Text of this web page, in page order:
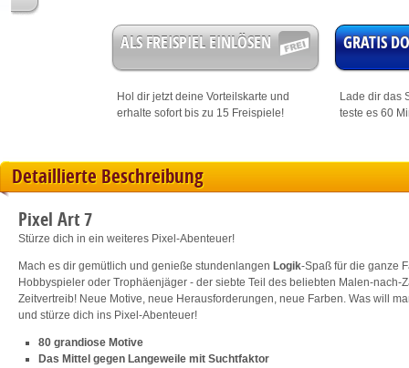
ALS FREISPIEL EINLÖSEN
Hol dir jetzt deine Vorteilskarte und
erhalte sofort bis zu 15 Freispiele!
GRATIS
Lade dir das
teste es 60
Detaillierte Beschreibung
Pixel Art 7
Stürze dich in ein weiteres Pixel-Abenteuer!
Mach es dir gemütlich und genieße stundenlangen Logik-Spaß für die ganze
Hobbyspieler oder Trophäenjäger - der siebte Teil des beliebten Malen-nach-
Zeitvertreib! Neue Motive, neue Herausforderungen, neue Farben. Was will
und stürze dich ins Pixel-Abenteuer!
80 grandiose Motive
Das Mittel gegen Langeweile mit Suchtfaktor